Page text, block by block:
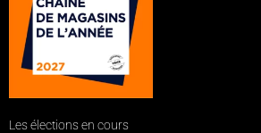
Les élections en cours